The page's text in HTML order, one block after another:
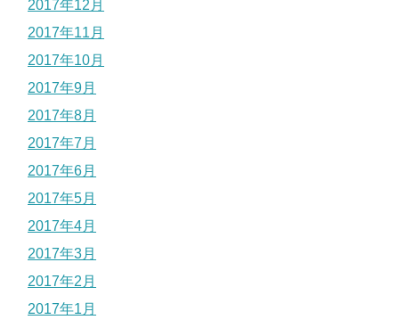
2017年12月
2017年11月
2017年10月
2017年9月
2017年8月
2017年7月
2017年6月
2017年5月
2017年4月
2017年3月
2017年2月
2017年1月